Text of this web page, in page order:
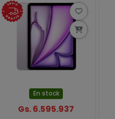
En stock
Gs. 6.595.937